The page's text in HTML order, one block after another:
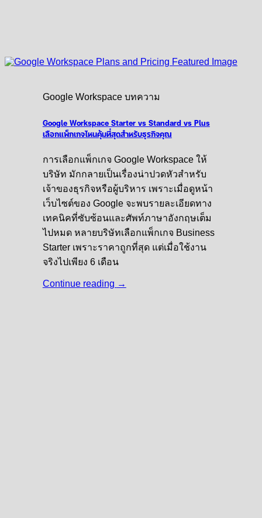
Google Workspace บทความ
Google Workspace Starter vs Standard vs Plus
เลือกแพ็กเกจไหนคุ้มที่สุดสำหรับธุรกิจคุณ
การเลือกแพ็กเกจ Google Workspace ให้
บริษัท มักกลายเป็นเรื่องน่าปวดหัวสำหรับ
เจ้าของธุรกิจหรือผู้บริหาร เพราะเมื่อดูหน้า
เว็บไซต์ของ Google จะพบรายละเอียดทาง
เทคนิคที่ซับซ้อนและศัพท์ภาษาอังกฤษเต็ม
ไปหมด หลายบริษัทเลือกแพ็กเกจ Business
Starter เพราะราคาถูกที่สุด แต่เมื่อใช้งาน
จริงไปเพียง 6 เดือน
Continue reading →